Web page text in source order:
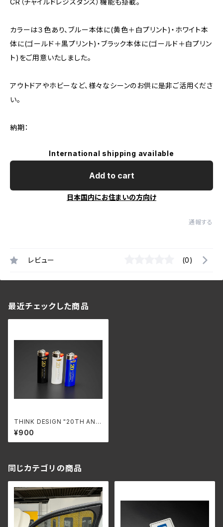
CR（チャイルドレジスタンス）機能も搭載。
カラーは３色あり、ブルー本体に(黄色＋白プリント)・ホワイト本
体に(ゴールド＋黒プリント)・ブラック本体に(ゴールド＋白プリン
ト)をご用意いたしました。
アウトドアやホビーなど、様々なシーンのお供に是非ご活用くださ
い。
納期：
International shipping available
Add to cart
日本国内にお住まいの方向け
通報する
レビュー (0)
最近チェックした商品
THINK DESIGN "20TH ANNI
¥900
同じカテゴリの商品